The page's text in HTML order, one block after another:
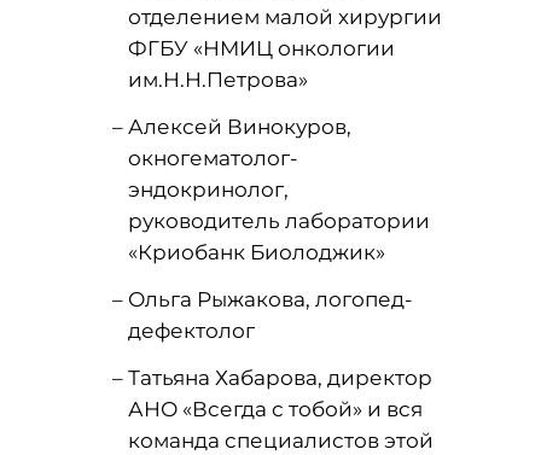
отделением малой хирургии
ФГБУ «НМИЦ онкологии
им.Н.Н.Петрова»
Алексей Винокуров,
окногематолог-
эндокринолог,
руководитель лаборатории
«Криобанк Биолоджик»
Ольга Рыжакова, логопед-
дефектолог
Татьяна Хабарова, директор
АНО «Всегда с тобой» и вся
команда специалистов этой